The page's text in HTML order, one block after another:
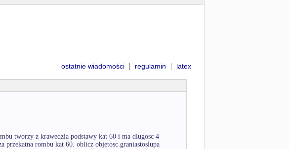
ostatnie wiadomości | regulamin | latex
tworzy z krawedzia podstawy kat 60 i ma dlugosc 4
przekatna rombu kat 60. oblicz objetosc graniastoslupa